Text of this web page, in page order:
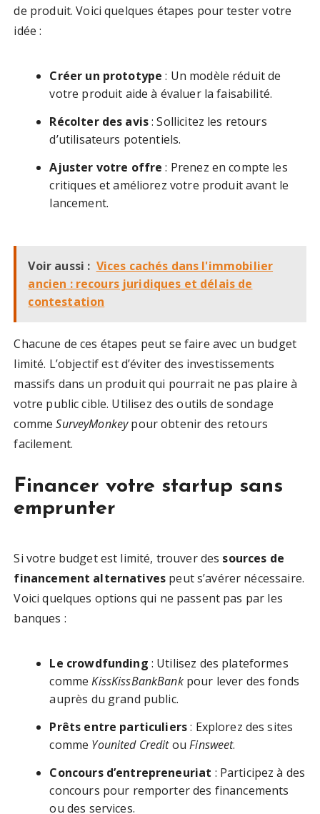
de produit. Voici quelques étapes pour tester votre
idée :
Créer un prototype : Un modèle réduit de
votre produit aide à évaluer la faisabilité.
Récolter des avis: Sollicitez les retours
d’utilisateurs potentiels.
Ajuster votre offre : Prenez en compte les
critiques et améliorez votre produit avant le
lancement.
Voir aussi : Vices cachés dans l'immobilier
ancien : recours juridiques et délais de
contestation
Chacune de ces étapes peut se faire avec un budget
limité. L’objectif est d’éviter des investissements
massifs dans un produit qui pourrait ne pas plaire à
votre public cible. Utilisez des outils de sondage
commeSurveyMonkeypour obtenir des retours
facilement.
Financer votre startup sans
emprunter
Si votre budget est limité, trouver des sources de
financement alternatives peut s’avérer nécessaire.
Voici quelques options qui ne passent pas par les
banques :
Le crowdfunding : Utilisez des plateformes
commeKissKissBankBankpour lever des fonds
auprès du grand public.
Prêts entre particuliers: Explorez des sites
comme Younited CreditouFinsweet.
Concours d’entrepreneuriat : Participez à des
concours pour remporter des financements
ou des services.